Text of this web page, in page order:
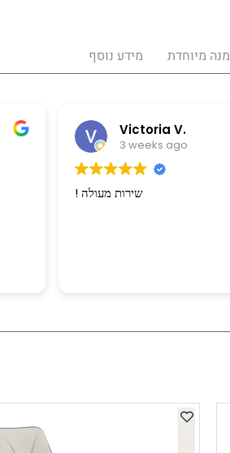
מיוחדת מידע נוסף
Victoria V.
3 weeks ago
! שירות מעולה